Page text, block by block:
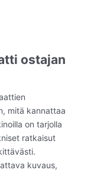
ostajan
mitä kannattaa
on tarjolla
ratkaisut
kuvaus,